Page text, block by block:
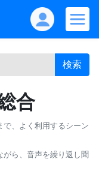
検索
合
、よく利用するシーン
ら、音声を繰り返し聞